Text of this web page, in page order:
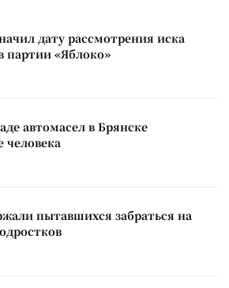
дату рассмотрения иска
партии «Яблоко»
автомасел в Брянске
человека
пытавшихся забраться на